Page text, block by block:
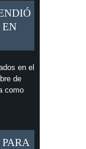
EN
en el
de
como